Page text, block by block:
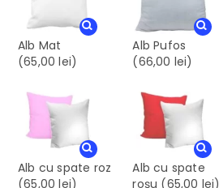
Alb Mat
(65,00 lei)
Alb Pufos
(66,00 lei)
Alb cu spate roz
(65,00 lei)
Alb cu spate
roşu (65,00 lei)